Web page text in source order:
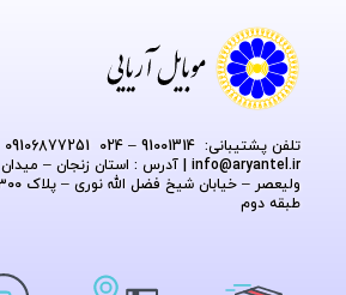
تلفن پشتیبانی: 91001314 – 024 09106877251
info@aryantel.ir
| آدرس : استان زنجان – میدان
طبقه دوم